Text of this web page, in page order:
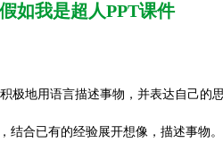
如我是超人PPT课件
地用语言描述事物，并表达自己的思
合已有的经验展开想像，描述事物。